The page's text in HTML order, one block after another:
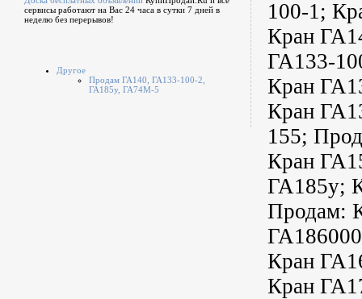
сервисы работают на Вас 24 часа в сутки 7 дней в
неделю без перерывов!
Другое
Продам ГА140, ГА133-100-2,
ГА185у, ГА74M-5
100-1;
Кран
ГА133-
Кран
Кран
155;
Кран
ГА185у;
Продам:
Кран
Кран